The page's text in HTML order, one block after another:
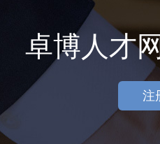
卓博人才
注